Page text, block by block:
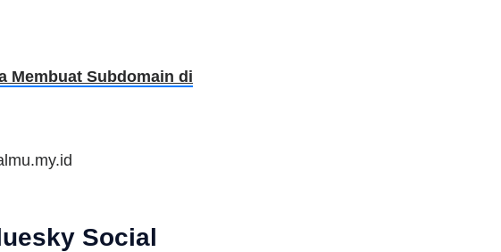
Membuat Subdomain di
Social